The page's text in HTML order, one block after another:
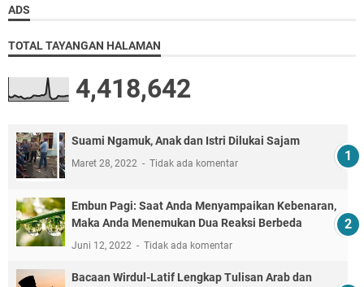
ADS
TOTAL TAYANGAN HALAMAN
4,418,642
Suami Ngamuk, Anak dan Istri Dilukai Sajam
Maret 28, 2022 Tidak ada komentar
Embun Pagi: Saat Anda Menyampaikan Kebenaran,
Maka Anda Menemukan Dua Reaksi Berbeda
Juni 12, 2022 Tidak ada komentar
Bacaan Wirdul-Latif Lengkap Tulisan Arab dan